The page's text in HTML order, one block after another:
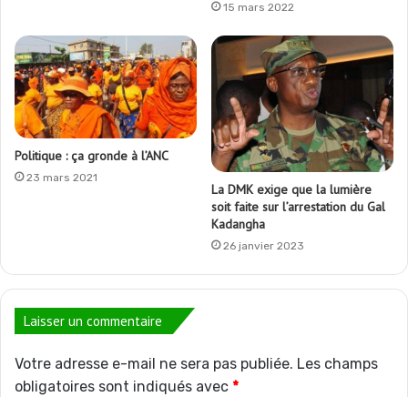
15 mars 2022
Politique : ça gronde à l’ANC
23 mars 2021
La DMK exige que la lumière
soit faite sur l’arrestation du Gal
Kadangha
26 janvier 2023
Laisser un commentaire
Votre adresse e-mail ne sera pas publiée. Les champs
obligatoires sont indiqués avec *